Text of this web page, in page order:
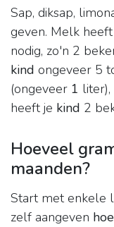
Sap, diksap,
geven. Melk
nodig, zo'n 2
kind ongeveer 5
(ongeveer 1
heeft je kind 2
Hoeveel
maanden?
Start met enkele
zelf aangeven